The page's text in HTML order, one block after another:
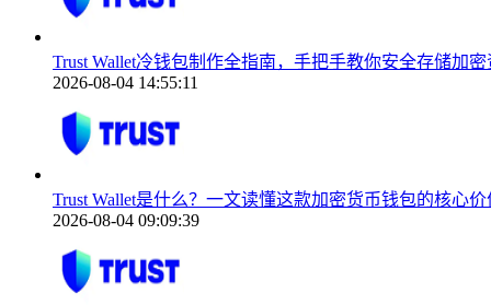
Trust Wallet冷钱包制作全指南，手把手教你安全存储加密
2026-08-04 14:55:11
Trust Wallet是什么？一文读懂这款加密货币钱包的核心价
2026-08-04 09:09:39